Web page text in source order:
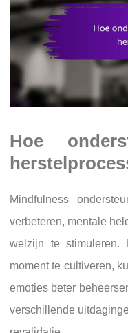
Hoe
Mindfulness
verbeteren, mentale
welzijn te stimuleren.
moment te cultiveren,
emoties beter
verschillende